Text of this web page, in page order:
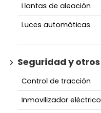
Llantas de aleación
Luces automáticas
Seguridad y otros
Control de tracción
Inmovilizador eléctrico